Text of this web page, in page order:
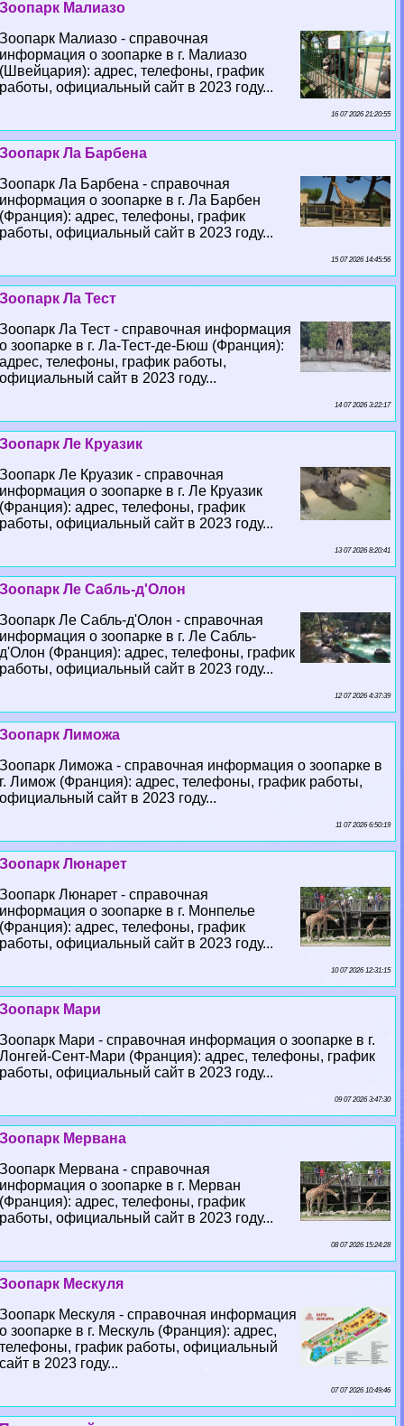
Зоопарк Малиазо
Зоопарк Малиазо - справочная
информация о зоопарке в г. Малиазо
(Швейцария): адрес, телефоны, график
работы, официальный сайт в 2023 году...
16 07 2026 21:20:55
Зоопарк Ла Барбена
Зоопарк Ла Барбена - справочная
информация о зоопарке в г. Ла Барбен
(Франция): адрес, телефоны, график
работы, официальный сайт в 2023 году...
15 07 2026 14:45:56
Зоопарк Ла Тест
Зоопарк Ла Тест - справочная информация
о зоопарке в г. Ла-Тест-де-Бюш (Франция):
адрес, телефоны, график работы,
официальный сайт в 2023 году...
14 07 2026 3:22:17
Зоопарк Ле Круазик
Зоопарк Ле Круазик - справочная
информация о зоопарке в г. Ле Круазик
(Франция): адрес, телефоны, график
работы, официальный сайт в 2023 году...
13 07 2026 8:20:41
Зоопарк Ле Сабль-д'Олон
Зоопарк Ле Сабль-д'Олон - справочная
информация о зоопарке в г. Ле Сабль-
д'Олон (Франция): адрес, телефоны, график
работы, официальный сайт в 2023 году...
12 07 2026 4:37:39
Зоопарк Лиможа
Зоопарк Лиможа - справочная информация о зоопарке в
г. Лимож (Франция): адрес, телефоны, график работы,
официальный сайт в 2023 году...
11 07 2026 6:50:19
Зоопарк Люнарет
Зоопарк Люнарет - справочная
информация о зоопарке в г. Монпелье
(Франция): адрес, телефоны, график
работы, официальный сайт в 2023 году...
10 07 2026 12:31:15
Зоопарк Мари
Зоопарк Мари - справочная информация о зоопарке в г.
Лонгeй-Сент-Мари (Франция): адрес, телефоны, график
работы, официальный сайт в 2023 году...
09 07 2026 3:47:30
Зоопарк Мервана
Зоопарк Мервана - справочная
информация о зоопарке в г. Мерван
(Франция): адрес, телефоны, график
работы, официальный сайт в 2023 году...
08 07 2026 15:24:28
Зоопарк Мескуля
Зоопарк Мескуля - справочная информация
о зоопарке в г. Мескуль (Франция): адрес,
телефоны, график работы, официальный
сайт в 2023 году...
07 07 2026 10:49:46